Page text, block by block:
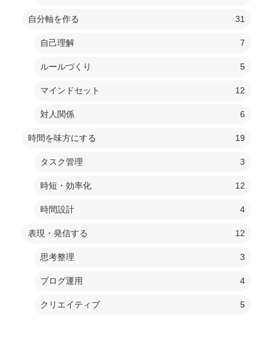
自分軸を作る 31
自己理解 7
ルールづくり 5
マインドセット 12
対人関係 6
時間を味方にする 19
タスク管理 3
時短・効率化 12
時間設計 4
表現・発信する 12
思考整理 3
ブログ運用 4
クリエイティブ 5